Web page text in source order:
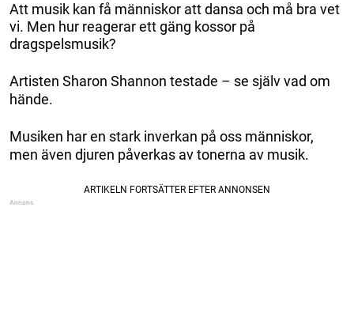
Att musik kan få människor att dansa och må bra vet
vi. Men hur reagerar ett gäng kossor på
dragspelsmusik?
Artisten Sharon Shannon testade – se själv vad om
hände.
Musiken har en stark inverkan på oss människor,
men även djuren påverkas av tonerna av musik.